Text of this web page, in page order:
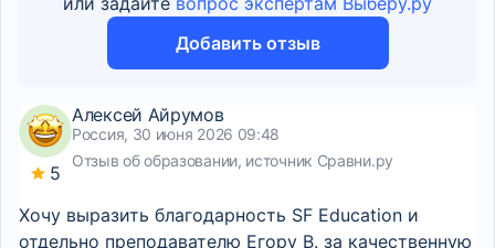
Добавить отзыв
5
Алексей Айрумов
Россия, 30 июня 2026 09:48
Отзыв об образовании, источник Сравни.ру
Хочу выразить благодарность SF Education и
отдельно преподавателю Егору В. за качественную